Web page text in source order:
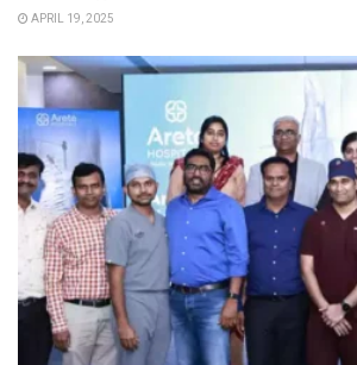
APRIL 19, 2025